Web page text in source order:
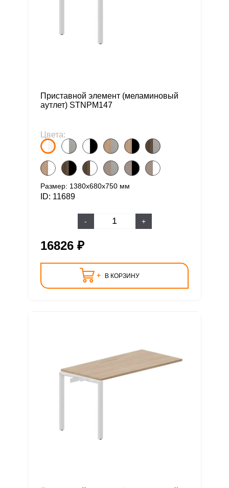
Приставной элемент (меламиновый
аутлет) STNPM147
Цвета:
Размер: 1380х680х750 мм
ID: 11689
- +
16826 ₽
+ В КОРЗИНУ